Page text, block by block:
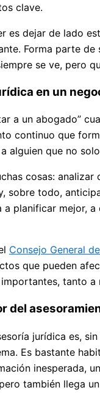
clave.
es dejar de lado
Forma parte
se ve, pero
en un
a un abogado”
continuo que
alguien que no
cosas:
sobre todo,
planificar mejor,
Consejo General
que pueden
tanto
del
jurídica es,
Es bastante
inesperada,
también llega